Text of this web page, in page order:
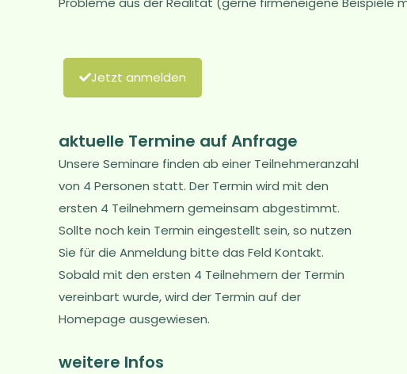
Jetzt anmelden
aktuelle Termine auf Anfrage
Unsere Seminare finden ab einer Teilnehmeranzahl
von 4 Personen statt. Der Termin wird mit den
ersten 4 Teilnehmern gemeinsam abgestimmt.
Sollte noch kein Termin eingestellt sein, so nutzen
Sie für die Anmeldung bitte das Feld Kontakt.
Sobald mit den ersten 4 Teilnehmern der Termin
vereinbart wurde, wird der Termin auf der
Homepage ausgewiesen.
weitere Infos